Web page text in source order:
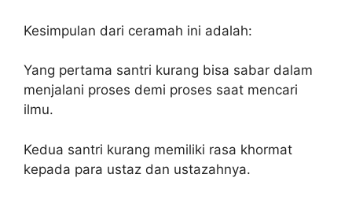
Kesimpulan dari ceramah ini adalah:
Yang pertama santri kurang bisa sabar dalam
menjalani proses demi proses saat mencari
ilmu.
Kedua santri kurang memiliki rasa khormat
kepada para ustaz dan ustazahnya.